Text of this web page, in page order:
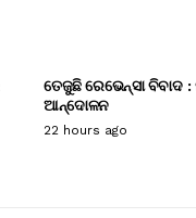
ତେଜୁଛି ରେଭେନ୍ସା
ଆନ୍ଦୋଳନ
22 hours ago